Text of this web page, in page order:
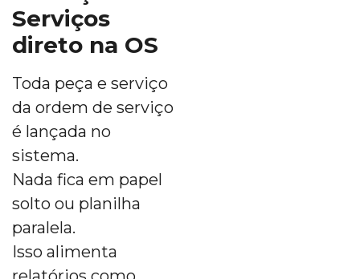
Serviços
direto na OS
Toda peça e serviço
da ordem de serviço
é lançada no
sistema.
Nada fica em papel
solto ou planilha
paralela.
Isso alimenta